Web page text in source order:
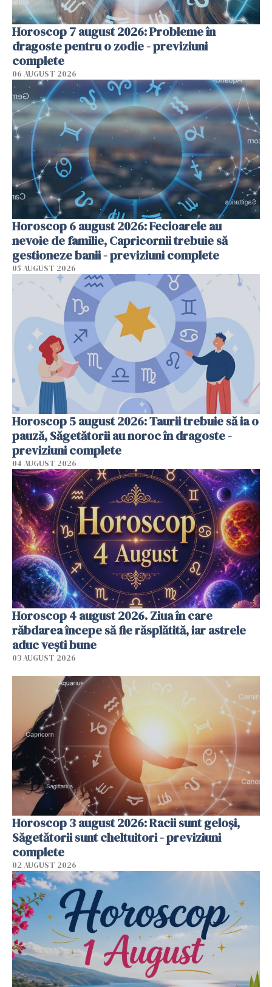
Horoscop 7 august 2026: Probleme în
dragoste pentru o zodie - previziuni
complete
06 AUGUST 2026
Horoscop 6 august 2026: Fecioarele au
nevoie de familie, Capricornii trebuie să
gestioneze banii - previziuni complete
05 AUGUST 2026
Horoscop 5 august 2026: Taurii trebuie să ia o
pauză, Săgetătorii au noroc în dragoste -
previziuni complete
04 AUGUST 2026
Horoscop 4 august 2026. Ziua în care
răbdarea începe să fie răsplătită, iar astrele
aduc vești bune
03 AUGUST 2026
Horoscop 3 august 2026: Racii sunt geloși,
Săgetătorii sunt cheltuitori - previziuni
complete
02 AUGUST 2026